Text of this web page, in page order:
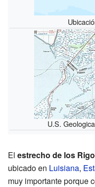
U.S.
El estrecho de los
ubicado en Luisiana,
muy importante porque